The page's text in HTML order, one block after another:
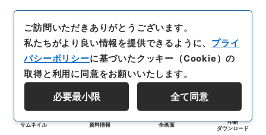
サムネイル 資料情報 全画面
印刷
ダウンロード
ご訪問いただきありがとうございます。
私たちがより良い情報を提供できるように、 プライ
バシーポリシーに基づいたクッキー（Cookie）の
取得と利用に同意をお願いいたします。
必要最小限 全て同意